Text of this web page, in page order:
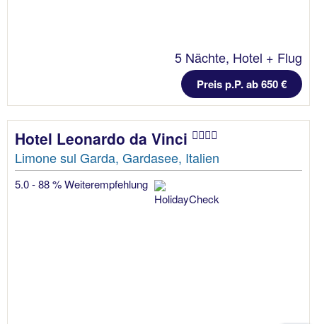
5 Nächte, Hotel + Flug
Preis p.P. ab 650 €
Hotel Leonardo da Vinci
Limone sul Garda, Gardasee, Italien
5.0 - 88 % Weiterempfehlung